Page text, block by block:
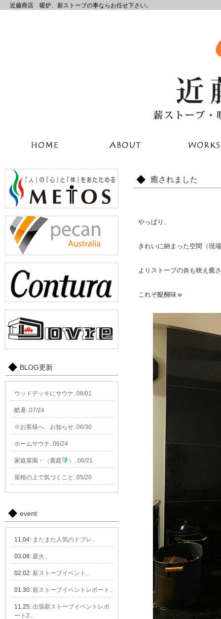
近藤商店 暖炉、薪ストーブの事ならお任せ下さい。
癒されました
やっぱり、
きれいに納まった空間（現
よりストーブの炎も映え癒
これぞ醍醐味ｗ
BLOG更新
ウッドデッキにサウナ..08/01
酷暑..07/24
※お客様へ、お知らせ..06/30
ホームサウナ..06/24
家庭菜園・（裏庭 ）..06/21
屋根の上で気づくこと..05/20
event
11.04: またまた人気のドブレ..
03.08: 庭火..
02.02: 薪ストーブイベント..
01.30: 薪ストーブイベントレポート..
11.25: 出張薪ストーブイベントレポ
ート2..